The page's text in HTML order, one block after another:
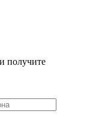
получите